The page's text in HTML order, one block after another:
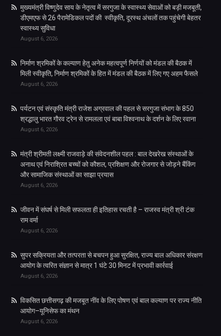
मुख्यमंत्री विष्णुदेव साय के नेतृत्व में सरगुजा के स्वास्थ्य सेवाओं को बड़ी मजबूती,
डीएमएफ से 26 पैरामेडिकल पदों की स्वीकृति, दूरस्थ अंचलों तक पहुंचेगी बेहतर
स्वास्थ्य सुविधा
August 6, 2026
निर्माण श्रमिकों के कल्याण हेतु अनेक महत्वपूर्ण निर्णयों को मंडल की बैठक में
मिली स्वीकृति, निर्माण श्रमिकों के हित में मंडल की बैठक में लिए गए अहम फैसले
August 6, 2026
पर्यटन एवं संस्कृति मंत्री राजेश अग्रवाल की पहल से सरगुजा संभाग के 850
श्रद्धालु भारत गौरव ट्रेन से रामलला एवं बाबा विश्वनाथ के दर्शन के लिए रवाना
August 6, 2026
मंत्री श्रीमती लक्ष्मी राजवाड़े की संवेदनशील पहल : बाल देखरेख संस्थाओं के
अनाथ एवं निराश्रित बच्चों को कौशल, प्रशिक्षण और रोजगार से जोड़ने बैंकिंग
और सामाजिक संस्थाओं का साझा प्रयास
August 6, 2026
जीवन में संघर्ष से मिली सफलता ही इतिहास रचती है – राजस्व मंत्री श्री टंक
राम वर्मा
August 6, 2026
सुपर सक्रियता और तत्परता से बचपन हुआ सुरक्षित, राज्य बाल अधिकार संरक्षण
आयोग के त्वरित संज्ञान से मात्र 1 घंटे 30 मिनट में प्रभावी कार्रवाई
August 6, 2026
विकसित छत्तीसगढ़ की मजबूत नींव के लिए पोषण एवं बाल कल्याण पर राज्य नीति
आयोग–यूनिसेफ का मंथन
August 6, 2026